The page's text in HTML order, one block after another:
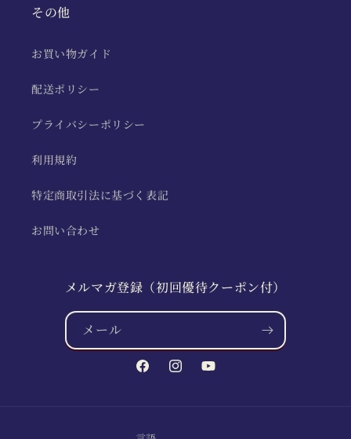
その他
お買い物ガイド
配送ポリシー
プライバシーポリシー
利用規約
特定商取引法に基づく表記
お問い合わせ
メルマガ登録（初回優待クーポン付）
メール
FacebookInstagramYouTube